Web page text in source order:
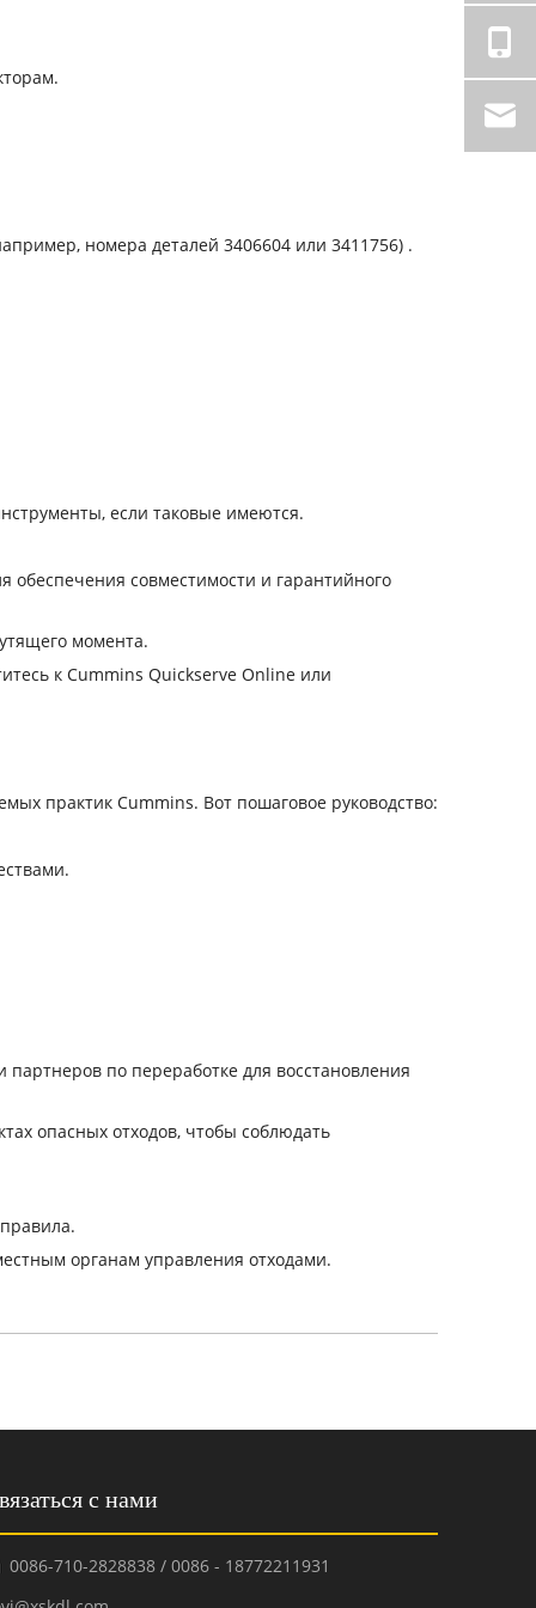
номера деталей 3406604 или 3411756) ‌.
если таковые имеются.
совместимости и гарантийного
момента.
к Cummins Quickserve Online или
практик Cummins. Вот пошаговое руководство:
по переработке для восстановления
опасных отходов, чтобы соблюдать
органам управления отходами.
с нами
0086-710-2828838 / 0086 - 18772211931